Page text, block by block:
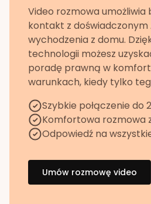
Video rozmowa umożliwia
kontakt z
wychodzenia z domu.
technologii możesz
poradę prawną w
warunkach, kiedy tylko
Szybkie połączenie do
Komfortowa rozmowa
Odpowiedź na
Umów rozmowę video